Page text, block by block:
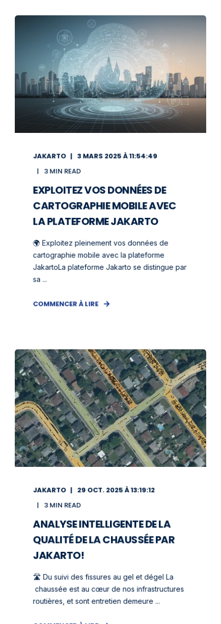
JAKARTO
3 MARS 2025 À 11:54:49
3 MIN READ
EXPLOITEZ VOS DONNÉES DE
CARTOGRAPHIE MOBILE AVEC
LA PLATEFORME JAKARTO
🌍 Exploitez pleinement vos données de
cartographie mobile avec la plateforme
JakartoLa plateforme Jakarto se distingue par
sa ...
COMMENCER À LIRE
JAKARTO
29 OCT. 2025 À 13:19:12
3 MIN READ
ANALYSE INTELLIGENTE DE LA
QUALITÉ DE LA CHAUSSÉE PAR
JAKARTO!
🛣️ Du suivi des fissures au gel et dégel La
chaussée est au cœur de nos infrastructures
routières, et sont entretien demeure ...